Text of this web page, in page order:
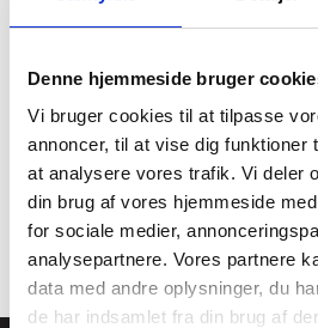
Denne hjemmeside bruger
Vi bruger cookies til at tilpasse
annoncer, til at vise dig funktioner
at analysere vores trafik. Vi deler
din brug af vores hjemmeside
for sociale medier,
analysepartnere. Vores partnere
data med andre oplysninger, du
de har indsamlet fra din brug af